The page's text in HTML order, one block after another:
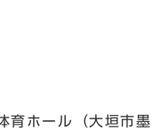
育ホール（大垣市墨